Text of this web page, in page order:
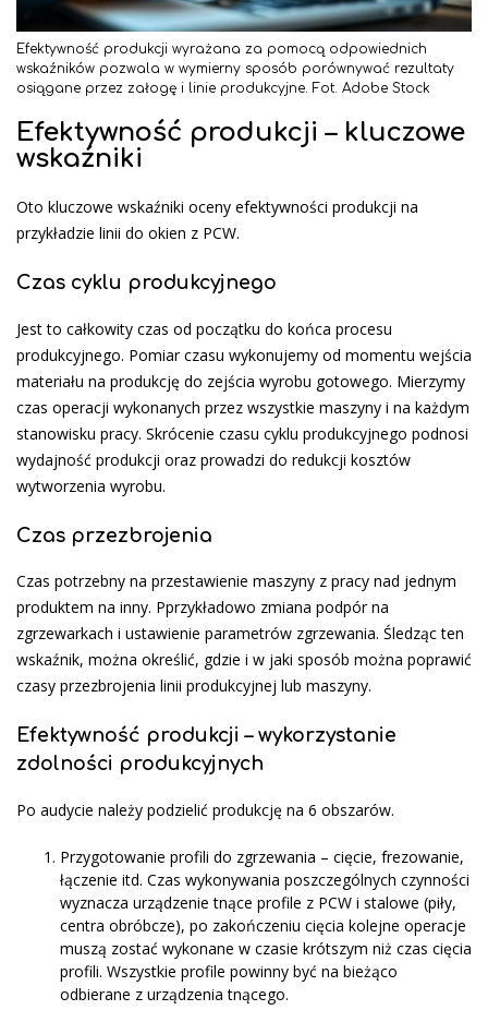
Efektywność produkcji wyrażana za pomocą odpowiednich
wskaźników pozwala w wymierny sposób porównywać rezultaty
osiągane przez załogę i linie produkcyjne. Fot. Adobe Stock
Efektywność produkcji – kluczowe
wskaźniki
Oto kluczowe wskaźniki oceny efektywności produkcji na
przykładzie linii do okien z PCW.
Czas cyklu produkcyjnego
Jest to całkowity czas od początku do końca procesu
produkcyjnego. Pomiar czasu wykonujemy od momentu wejścia
materiału na produkcję do zejścia wyrobu gotowego. Mierzymy
czas operacji wykonanych przez wszystkie maszyny i na każdym
stanowisku pracy. Skrócenie czasu cyklu produkcyjnego podnosi
wydajność produkcji oraz prowadzi do redukcji kosztów
wytworzenia wyrobu.
Czas przezbrojenia
Czas potrzebny na przestawienie maszyny z pracy nad jednym
produktem na inny. Pprzykładowo zmiana podpór na
zgrzewarkach i ustawienie parametrów zgrzewania. Śledząc ten
wskaźnik, można określić, gdzie i w jaki sposób można poprawić
czasy przezbrojenia linii produkcyjnej lub maszyny.
Efektywność produkcji – wykorzystanie
zdolności produkcyjnych
Po audycie należy podzielić produkcję na 6 obszarów.
Przygotowanie profili do zgrzewania – cięcie, frezowanie,
łączenie itd. Czas wykonywania po­szczególnych czynności
wyznacza urządzenie tnące profile z PCW i stalowe (piły,
centra obróbcze), po zakończeniu cięcia kolejne operacje
muszą zostać wykonane w czasie krótszym niż czas cięcia
profili. Wszystkie profile powinny być na bieżąco
odbierane z urządzenia tnącego.